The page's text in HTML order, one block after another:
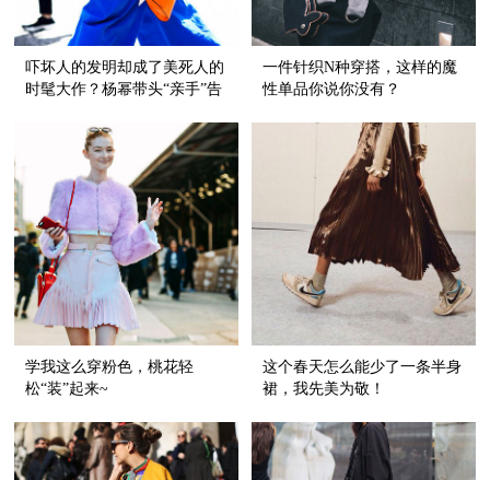
吓坏人的发明却成了美死人的
时髦大作？杨幂带头“亲手”告
一件针织N种穿搭，这样的魔
性单品你说你没有？
学我这么穿粉色，桃花轻
松“装”起来~
这个春天怎么能少了一条半身
裙，我先美为敬！